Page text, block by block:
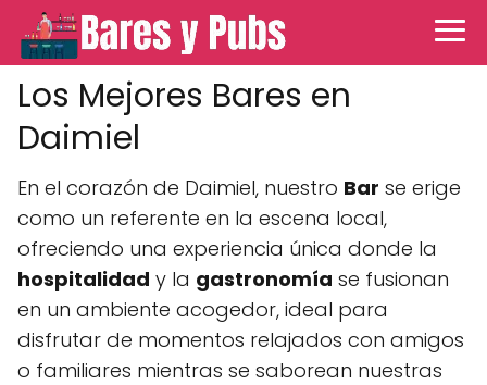
Los Mejores Bares en
Daimiel
En el corazón de Daimiel, nuestro Bar se erige
como un referente en la escena local,
ofreciendo una experiencia única donde la
hospitalidad y la gastronomía se fusionan
en un ambiente acogedor, ideal para
disfrutar de momentos relajados con amigos
o familiares mientras se saborean nuestras